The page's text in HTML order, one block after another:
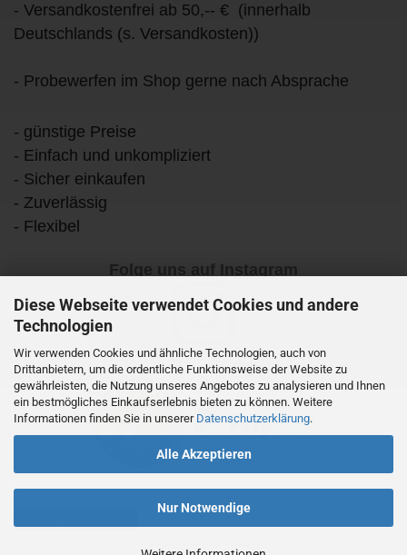
Diese Webseite verwendet Cookies und andere
Technologien
Wir verwenden Cookies und ähnliche Technologien, auch von
Drittanbietern, um die ordentliche Funktionsweise der Website zu
gewährleisten, die Nutzung unseres Angebotes zu analysieren und Ihnen
ein bestmögliches Einkaufserlebnis bieten zu können. Weitere
Informationen finden Sie in unserer Datenschutzerklärung.
Alle Akzeptieren
Nur Notwendige
- Versandkostenfrei ab 50,-- € (innerhalb
Deutschlands (s. Versandkosten))
- Probewerfen im Shop gerne nach Absprache
- günstige Preise
- Einfach und unkompliziert
- Sicher einkaufen
- Zuverlässig
- Flexibel
Folge uns auf Instagram